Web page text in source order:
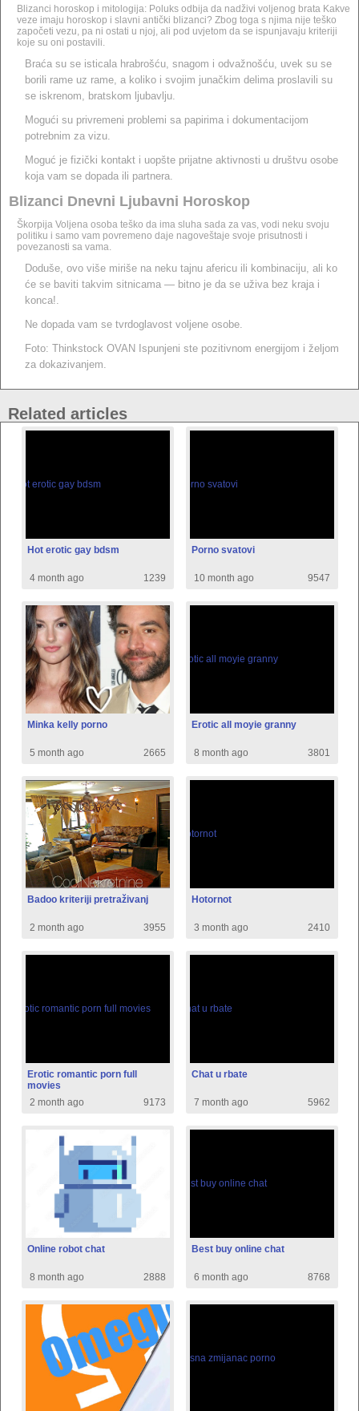
Blizanci horoskop i mitologija: Poluks odbija da nadživi voljenog brata Kakve
veze imaju horoskop i slavni antički blizanci? Zbog toga s njima nije teško
započeti vezu, pa ni ostati u njoj, ali pod uvjetom da se ispunjavaju kriteriji
koje su oni postavili.
Braća su se isticala hrabrošću, snagom i odvažnošću, uvek su se
borili rame uz rame, a koliko i svojim junačkim delima proslavili su
se iskrenom, bratskom ljubavlju.
Mogući su privremeni problemi sa papirima i dokumentacijom
potrebnim za vizu.
Moguć je fizički kontakt i uopšte prijatne aktivnosti u društvu osobe
koja vam se dopada ili partnera.
Blizanci Dnevni Ljubavni Horoskop
Škorpija Voljena osoba teško da ima sluha sada za vas, vodi neku svoju
politiku i samo vam povremeno daje nagoveštaje svoje prisutnosti i
povezanosti sa vama.
Doduše, ovo više miriše na neku tajnu afericu ili kombinaciju, ali ko
će se baviti takvim sitnicama — bitno je da se uživa bez kraja i
konca!.
Ne dopada vam se tvrdoglavost voljene osobe.
Foto: Thinkstock OVAN Ispunjeni ste pozitivnom energijom i željom
za dokazivanjem.
Related articles
Hot erotic gay bdsm
4 month ago 1239
Porno svatovi
10 month ago 9547
Minka kelly porno
5 month ago 2665
Erotic all moyie granny
8 month ago 3801
Badoo kriteriji pretraživanj
2 month ago 3955
Hotornot
3 month ago 2410
Erotic romantic porn full
movies
2 month ago
9173
Chat u rbate
7 month ago 5962
Online robot chat
8 month ago 2888
Best buy online chat
6 month ago 8768